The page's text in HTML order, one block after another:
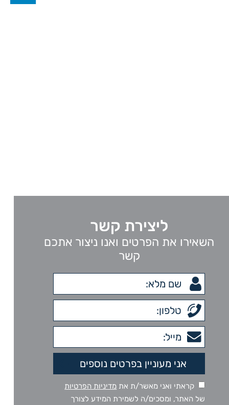
ליצירת קשר
השאירו את הפרטים ואנו ניצור אתכם
קשר
קראתי ואני מאשר/ת את מדיניות הפרטיות
של האתר, ומסכים/ה לשמירת המידע לצורך